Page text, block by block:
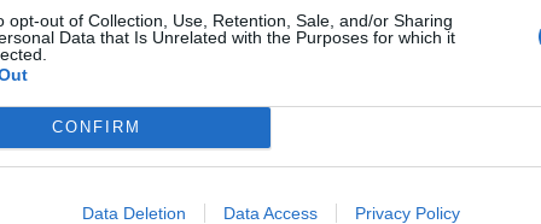
opt-out of Collection, Use, Retention, Sale, and/or Sharing
Data that Is Unrelated with the Purposes for which it
CONFIRM
Data Deletion Data Access Privacy Policy
Ingramas 31 (8/21 dvit., 3/5 trit., 8 atk. kam., 6 rez.
Murray-Boylesas 11.